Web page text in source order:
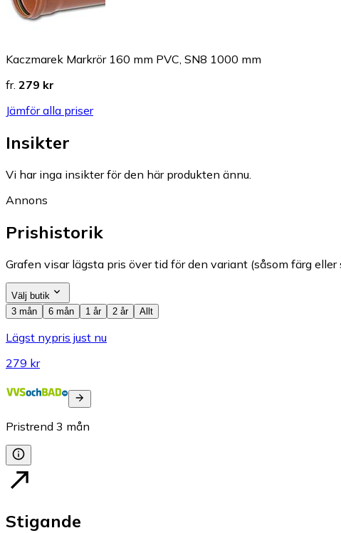
Kaczmarek Markrör 160 mm PVC, SN8 1000 mm
fr. 279 kr
Jämför alla priser
Insikter
Vi har inga insikter för den här produkten ännu.
Annons
Prishistorik
Grafen visar lägsta pris över tid för den variant (såsom färg
Välj butik
3 mån
6 mån 1 år 2 år Allt
Lägst nypris just nu
279 kr
Pristrend 3 mån
Stigande